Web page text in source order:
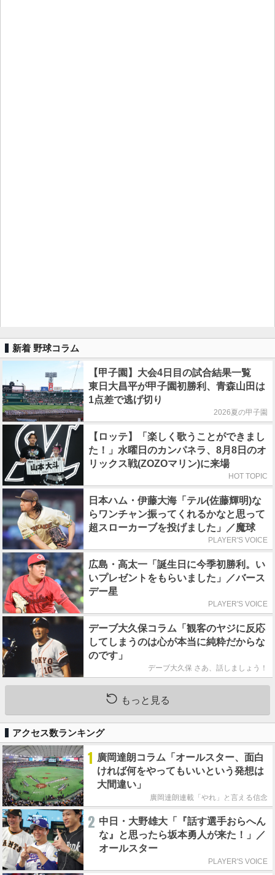
新着 野球コラム
【甲子園】大会4日目の試合結果一覧
東日大昌平が甲子園初勝利、青森山田は
1点差で逃げ切り
2026夏の甲子園
【ロッテ】「楽しく歌うことができまし
た！」水曜日のカンパネラ、8月8日のオ
リックス戦(ZOZOマリン)に来場
HOT TOPIC
日本ハム・伊藤大海「テル(佐藤輝明)な
らワンチャン振ってくれるかなと思って
超スローカーブを投げました」／魔球
PLAYER'S VOICE
広島・高太一「誕生日に今季初勝利。い
いプレゼントをもらいました」／バース
デー星
PLAYER'S VOICE
デーブ大久保コラム「観客のヤジに反応
してしまうのは心が本当に純粋だからな
のです」
デーブ大久保 さあ、話しましょう！
もっと見る
アクセス数ランキング
1 廣岡達朗コラム「オールスター、面白
ければ何をやってもいいという発想は
大間違い」
廣岡達朗連載「やれ」と言える信念
2 中日・大野雄大「『話す選手おらへん
な』と思ったら坂本勇人が来た！」／
オールスター
PLAYER'S VOICE